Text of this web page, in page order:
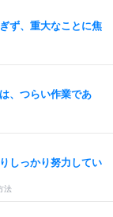
ず、重大なことに焦
、つらい作業であ
しっかり努力してい
法